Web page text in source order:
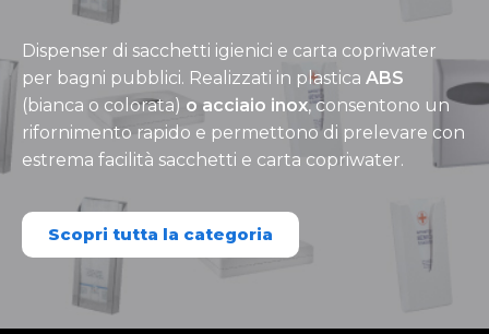
Dispenser di sacchetti igienici e carta copriwater
per bagni pubblici. Realizzati in plastica ABS
(bianca o colorata) o acciaio inox, consentono un
rifornimento rapido e permettono di prelevare con
estrema facilità sacchetti e carta copriwater.
Scopri tutta la categoria